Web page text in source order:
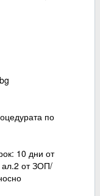
по
10 дни от
ал.2 от ЗОП/